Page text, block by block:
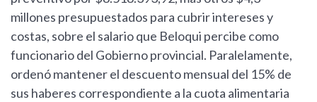
millones presupuestados para cubrir intereses y
costas, sobre el salario que Beloqui percibe como
funcionario del Gobierno provincial. Paralelamente,
ordenó mantener el descuento mensual del 15% de
sus haberes correspondiente a la cuota alimentaria